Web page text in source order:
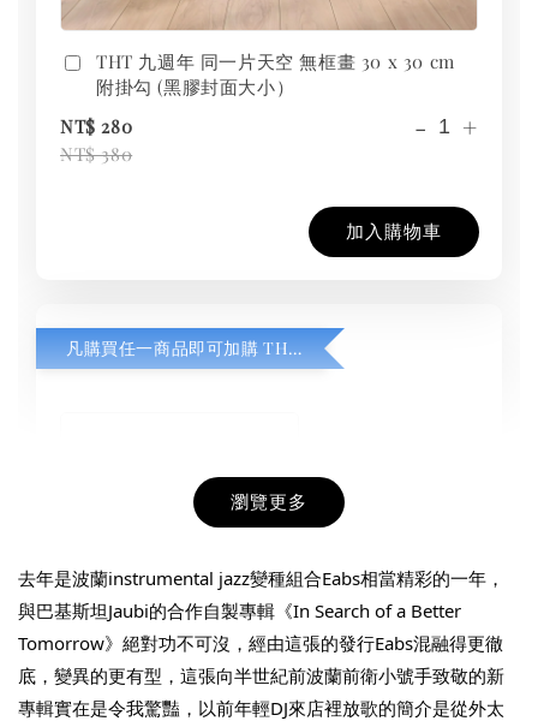
THT 九週年 同一片天空 無框畫 30 x 30 cm
附掛勾 (黑膠封面大小）
NT$ 280
NT$ 380
- +
加入購物車
凡購買任一商品即可加購 THT 九週年紀念 T-shirt
THT 九週年紀念 T-shirt
瀏覽更多
去年是波蘭instrumental jazz變種組合Eabs相當精彩的一年，
與巴基斯坦Jaubi的合作自製專輯《In Search of a Better
Tomorrow》絕對功不可沒，經由這張的發行Eabs混融得更徹
底，變異的更有型，這張向半世紀前波蘭前衛小號手致敬的新
專輯實在是令我驚豔，以前年輕DJ來店裡放歌的簡介是從外太